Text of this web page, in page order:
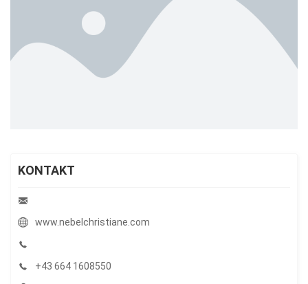
KONTAKT
www.nebelchristiane.com
+43 664 1608550